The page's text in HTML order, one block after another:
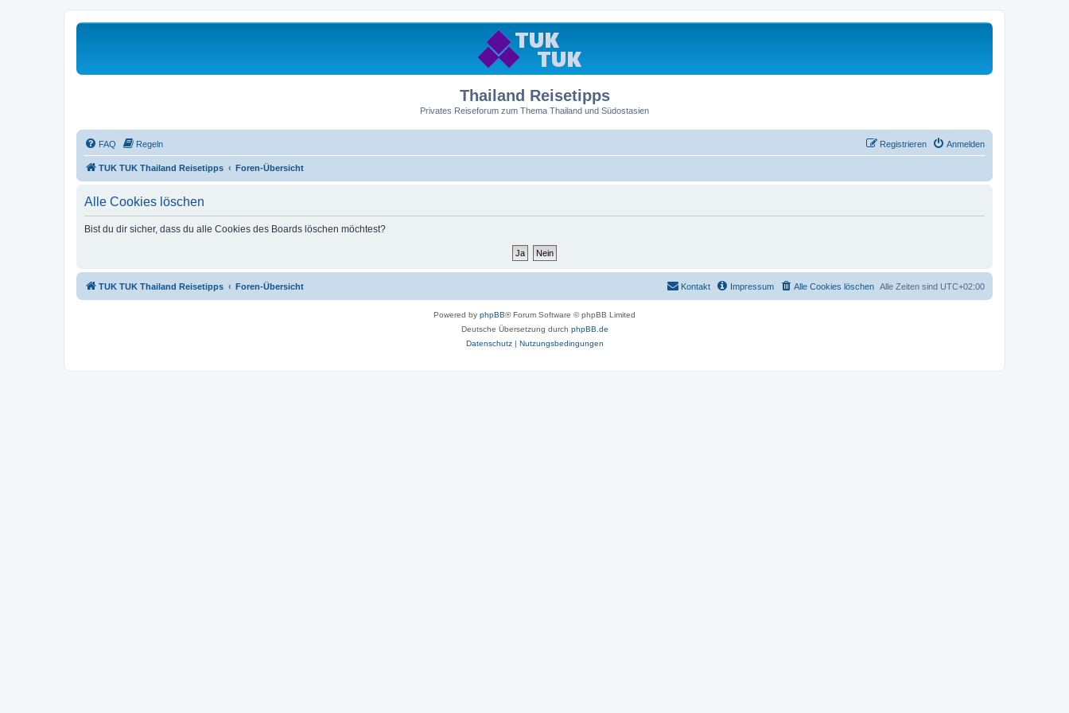
Thailand Reisetipps
Privates Reiseforum zum Thema Thailand und Südostasien
FAQ Regeln Anmelden
Registrieren
TUK TUK Thailand Reisetipps Foren-Übersicht
Alle Cookies löschen
Bist du dir sicher, dass du alle Cookies des Boards löschen möchtest?
TUK TUK Thailand Reisetipps Foren-Übersicht Alle Zeiten sind UTC+02:00
Alle Cookies löschen
Impressum
Kontakt
Powered by phpBB® Forum Software © phpBB Limited
Deutsche Übersetzung durch phpBB.de
Datenschutz| Nutzungsbedingungen